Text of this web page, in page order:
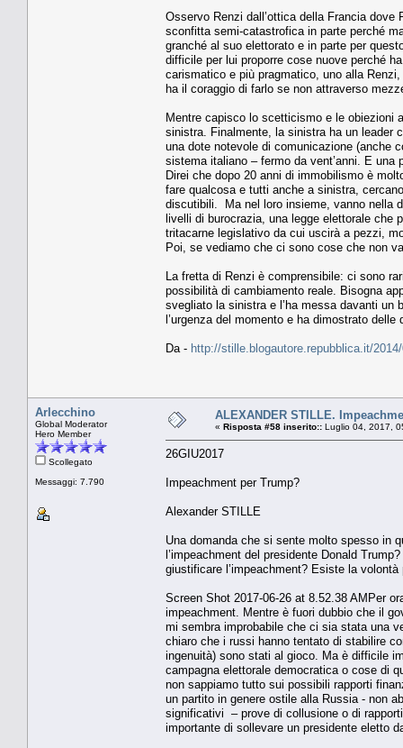
Osservo Renzi dall’ottica della Francia
sconfitta semi-catastrofica in parte perché
granché al suo elettorato e in parte per
difficile per lui proporre cose nuove perché
carismatico e più pragmatico, uno alla
ha il coraggio di farlo se non attraverso
Mentre capisco lo scetticismo e le obiezioni
sinistra. Finalmente, la sinistra ha un leader
una dote notevole di comunicazione (anche
sistema italiano – fermo da vent’anni. E una
Direi che dopo 20 anni di immobilismo è
fare qualcosa e tutti anche a sinistra,
discutibili. Ma nel loro insieme, vanno nella
livelli di burocrazia, una legge elettorale che
tritacarne legislativo da cui uscirà a pezzi,
Poi, se vediamo che ci sono cose che non
La fretta di Renzi è comprensibile: ci sono
possibilità di cambiamento reale. Bisogna
svegliato la sinistra e l’ha messa davanti
l’urgenza del momento e ha dimostrato
Da - http://stille.blogautore.repubblica.it/
Arlecchino
Global Moderator
Hero Member
Scollegato
Messaggi: 7.790
ALEXANDER STILLE.
« Risposta #58 inserito:: Luglio 04, 2017,
26GIU2017
Impeachment per Trump?
Alexander STILLE
Una domanda che si sente molto spesso in
l’impeachment del presidente Donald
giustificare l’impeachment? Esiste la
Screen Shot 2017-06-26 at 8.52.38 AMPer
impeachment. Mentre è fuori dubbio che il
mi sembra improbabile che ci sia stata una
chiaro che i russi hanno tentato di stabilire
ingenuità) sono stati al gioco. Ma è difficile
campagna elettorale democratica o cose di
non sappiamo tutto sui possibili rapporti
un partito in genere ostile alla Russia - non
significativi – prove di collusione o di
importante di sollevare un presidente eletto